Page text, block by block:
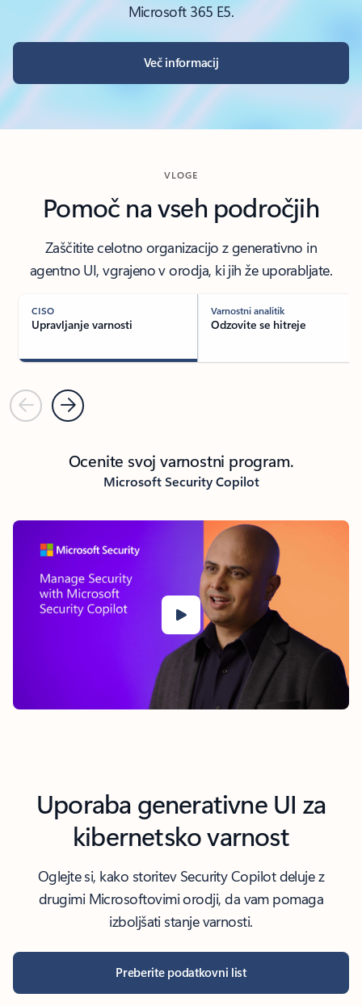
Microsoft 365 E5.
Več informacij
VLOGE
Pomoč na vseh področjih
Zaščitite celotno organizacijo z generativno in
agentno UI, vgrajeno v orodja, ki jih že uporabljate.
CISO
Upravljanje varnosti
Varnostni analitik
Odzovite se hitreje
Nazaj Naprej
Ocenite svoj varnostni program.
Microsoft Security Copilot
Uporaba generativne UI za
kibernetsko varnost
Oglejte si, kako storitev Security Copilot deluje z
drugimi Microsoftovimi orodji, da vam pomaga
izboljšati stanje varnosti.
Preberite podatkovni list